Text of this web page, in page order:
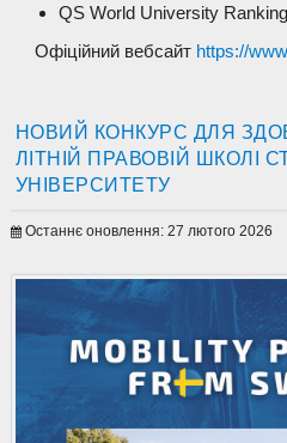
QS World University
Офіційний вебсайт https://
НОВИЙ КОНКУРС ДЛЯ
ЛІТНІЙ ПРАВОВІЙ ШКОЛІ
УНІВЕРСИТЕТУ
Останнє оновлення: 27 лютого 2026